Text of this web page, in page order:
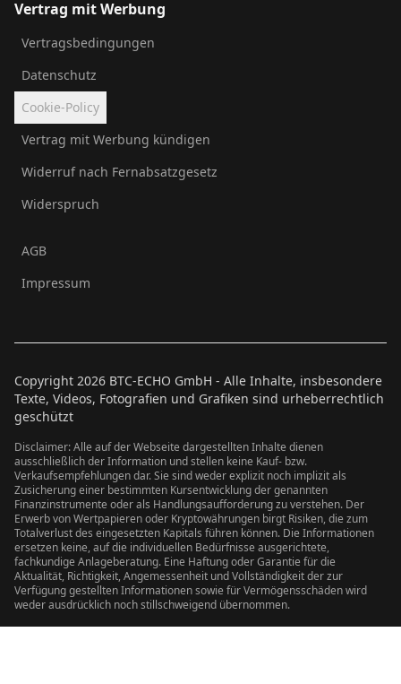
Vertrag mit Werbung
Vertragsbedingungen
Datenschutz
Cookie-Policy
Vertrag mit Werbung kündigen
Widerruf nach Fernabsatzgesetz
Widerspruch
AGB
Impressum
Copyright 2026 BTC-ECHO GmbH - Alle Inhalte, insbesondere
Texte, Videos, Fotografien und Grafiken sind urheberrechtlich
geschützt
Disclaimer: Alle auf der Webseite dargestellten Inhalte dienen
ausschließlich der Information und stellen keine Kauf- bzw.
Verkaufsempfehlungen dar. Sie sind weder explizit noch implizit als
Zusicherung einer bestimmten Kursentwicklung der genannten
Finanzinstrumente oder als Handlungsaufforderung zu verstehen. Der
Erwerb von Wertpapieren oder Kryptowährungen birgt Risiken, die zum
Totalverlust des eingesetzten Kapitals führen können. Die Informationen
ersetzen keine, auf die individuellen Bedürfnisse ausgerichtete,
fachkundige Anlageberatung. Eine Haftung oder Garantie für die
Aktualität, Richtigkeit, Angemessenheit und Vollständigkeit der zur
Verfügung gestellten Informationen sowie für Vermögensschäden wird
weder ausdrücklich noch stillschweigend übernommen.